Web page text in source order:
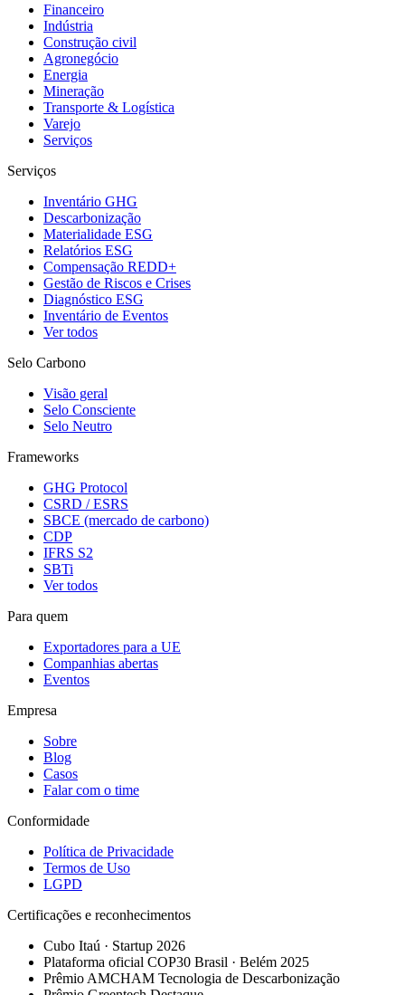
Financeiro
Indústria
Construção civil
Agronegócio
Energia
Mineração
Transporte & Logística
Varejo
Serviços
Serviços
Inventário GHG
Descarbonização
Materialidade ESG
Relatórios ESG
Compensação REDD+
Gestão de Riscos e Crises
Diagnóstico ESG
Inventário de Eventos
Ver todos
Selo Carbono
Visão geral
Selo Consciente
Selo Neutro
Frameworks
GHG Protocol
CSRD / ESRS
SBCE (mercado de carbono)
CDP
IFRS S2
SBTi
Ver todos
Para quem
Exportadores para a UE
Companhias abertas
Eventos
Empresa
Sobre
Blog
Casos
Falar com o time
Conformidade
Política de Privacidade
Termos de Uso
LGPD
Certificações e reconhecimentos
Cubo Itaú · Startup 2026
Plataforma oficial COP30 Brasil · Belém 2025
Prêmio AMCHAM Tecnologia de Descarbonização